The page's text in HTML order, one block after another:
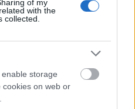
of my
with the
collected.
storage
cookies on web or
för
Tjejva
5